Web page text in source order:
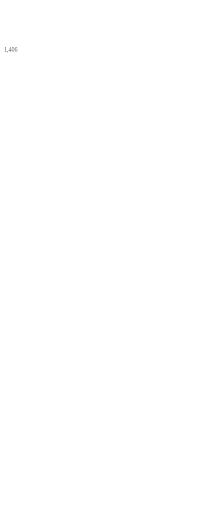
1,406